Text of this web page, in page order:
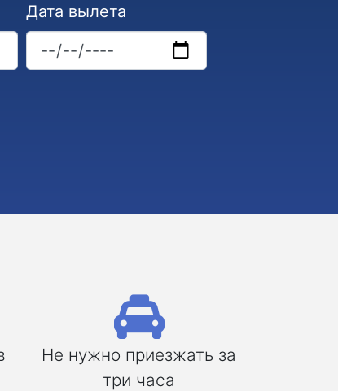
Дата вылета
Не нужно приезжать за
три часа